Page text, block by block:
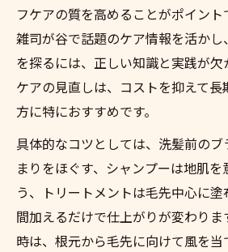
フケアの質を高めることがポイン
雑司が谷で話題のケア情報を活か
を探るには、正しい知識と実践が
ケアの見直しは、コストを抑えて
方に特におすすめです。
具体的なコツとしては、洗髪前の
まりをほぐす、シャンプーは地肌
う、トリートメントは毛先中心に
間加えるだけで仕上がりが変わりま
時は、根元から毛先に向けて風を